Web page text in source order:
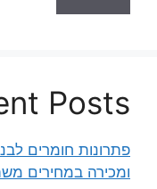
Posts
פתרונות חומרים
ומכירה במחירים